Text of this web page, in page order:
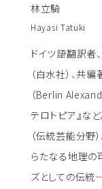
林立騎
Hayasi Tatuki
ドイツ語翻訳者
（白水社）、共
（Berlin
テロトピア』な
（伝統芸能分野
らたなる地理の
ズとしての伝統